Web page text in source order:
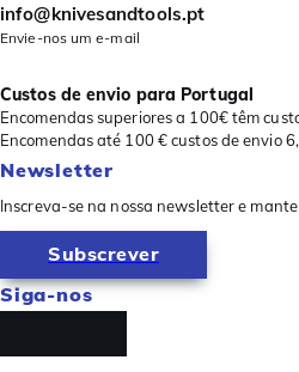
info@knivesandtools.pt
Envie-nos um e-mail
Custos de envio para Portugal
Encomendas superiores a 100€ têm
Encomendas até 100 € custos de envio
Newsletter
Inscreva-se na nossa newsletter e
Subscrever
Siga-nos